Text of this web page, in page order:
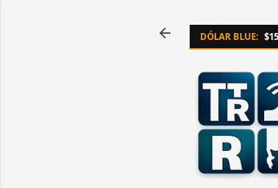
DÓLAR BLUE: